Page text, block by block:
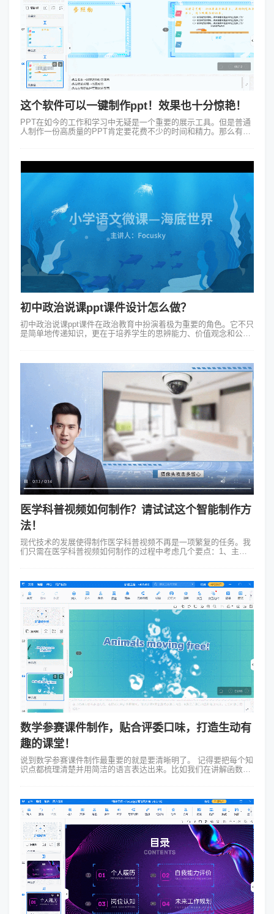
这个软件可以一键制作ppt！效果也十分惊艳！
PPT在如今的工作和学习中无疑是一个重要的展示工具。但是普通
人制作一份高质量的PPT肯定要花费不少的时间和精力。那么有没
初中政治说课ppt课件设计怎么做？
初中政治说课ppt课件在政治教育中扮演着极为重要的角色。它不只
是简单地传递知识，更在于培养学生的思辨能力、价值观念和公民
医学科普视频如何制作？请试试这个智能制作方
法！
现代技术的发展使得制作医学科普视频不再是一项繁复的任务。我
们只需在医学科普视频如何制作的过程中考虑几个要点：1、主题
数学参赛课件制作，贴合评委口味，打造生动有
趣的课堂！
说到数学参赛课件制作最重要的就是要清晰明了。 记得要把每个知
识点都梳理清楚并用简洁的语言表达出来。比如我们在讲解函数的